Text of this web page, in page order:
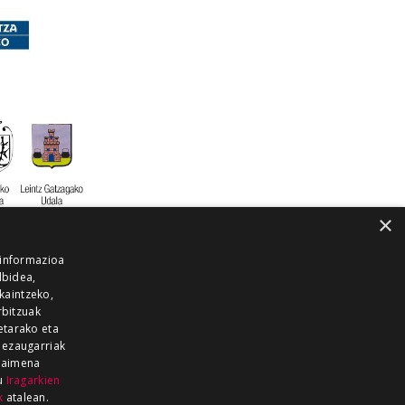
×
eta
Iragarkien
atalean.